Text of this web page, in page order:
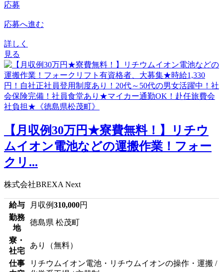
応募
応募へ進む
詳しく
見る
【月収例30万円★寮費無料！】リチウ
ムイオン電池などの運搬作業！フォー
クリ...
株式会社BREXA Next
給与 月収例310,000円
勤務
地
徳島県 松茂町
寮・
社宅
あり（無料）
仕事
リチウムイオン電池・リチウムイオンの操作・運搬 /